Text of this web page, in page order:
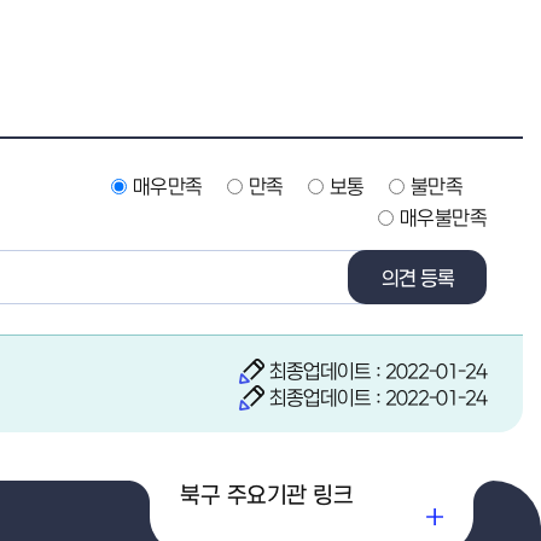
매우만족 만족 보통
불만족
매우불만족
의견 등록
최종업데이트 : 2022-01-24
최종업데이트 : 2022-01-24
북구 주요기관 링크